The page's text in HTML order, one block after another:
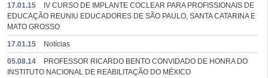
17.01.15
IV CURSO DE IMPLANTE COCLEAR PARA PROFISSIONAIS DE
EDUCAÇÃO REUNIU EDUCADORES DE SÃO PAULO, SANTA CATARINA E
MATO GROSSO
17.01.15 Notícias
05.08.14
PROFESSOR RICARDO BENTO CONVIDADO DE HONRA DO
INSTITUTO NACIONAL DE REABILITAÇÃO DO MÉXICO